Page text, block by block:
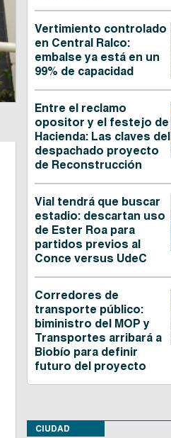
Vertimiento controlado
en Central Ralco:
embalse ya está en un
99% de capacidad
Entre el reclamo
opositor y el festejo de
Hacienda: Las claves del
despachado proyecto
de Reconstrucción
Vial tendrá que buscar
estadio: descartan uso
de Ester Roa para
partidos previos al
Conce versus UdeC
Corredores de
transporte público:
biministro del MOP y
Transportes arribará a
Biobío para definir
futuro del proyecto
CIUDAD